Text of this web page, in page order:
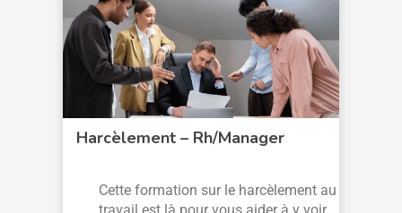
Harcèlement – Rh/Manager
Cette formation sur le harcèlement au